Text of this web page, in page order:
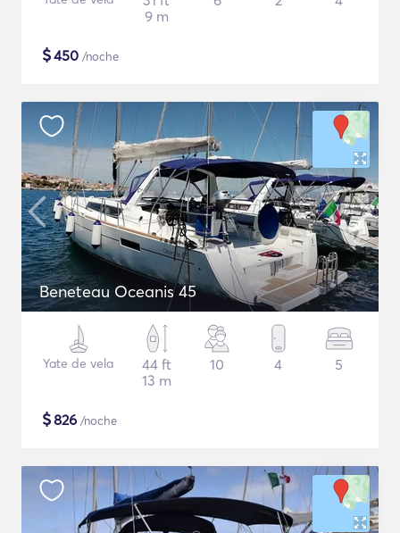
9 m
$450 /noche
Beneteau Oceanis 45
Yate de vela
44 ft
13 m
10 4 5
$826 /noche